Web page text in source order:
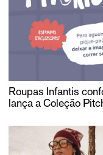
Roupas Infantis
lança a Coleção